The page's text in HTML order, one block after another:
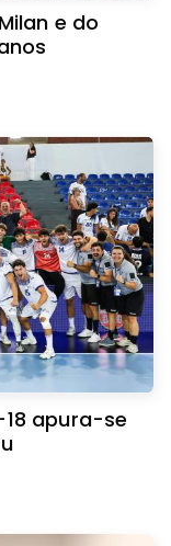
e do
apura-se